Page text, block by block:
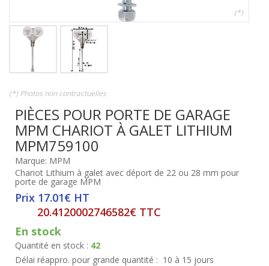
(*)
(*) Photos non contractuelles
PIÈCES POUR PORTE DE GARAGE
MPM CHARIOT À GALET LITHIUM
MPM759100
Marque: MPM
Chariot Lithium à galet avec déport de 22 ou 28 mm pour
porte de garage MPM
Prix 17.01€ HT
20.4120002746582€ TTC
En stock
Quantité en stock : 42
Délai réappro. pour grande quantité : 10 à 15 jours